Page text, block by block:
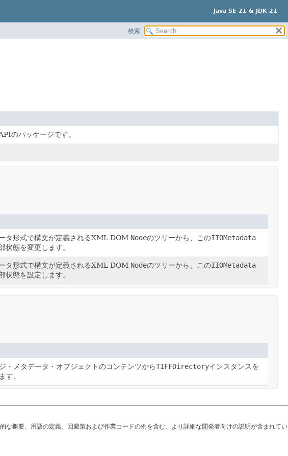
Java SE 21 & JDK 21
検索
のパッケージです。
タ形式で構文が定義されるXML DOM Nodeのツリーから、このIIOMetadata
状態を変更します。
タ形式で構文が定義されるXML DOM Nodeのツリーから、このIIOMetadata
状態を設定します。
・メタデータ・オブジェクトのコンテンツからTIFFDirectoryインスタンスを
す。
な概要、用語の定義、回避策および作業コードの例を含む、より詳細な開発者向けの説明が含まれてい